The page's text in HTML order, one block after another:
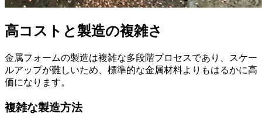
高コストと製造の複雑さ
金属フォームの製造は複雑な多段階プロセスであり、スケー
ルアップが難しいため、標準的な金属材料よりもはるかに高
価になります。
複雑な製造方法